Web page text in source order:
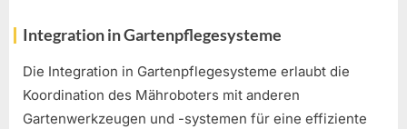
Integration in Gartenpflegesysteme
Die Integration in Gartenpflegesysteme erlaubt die
Koordination des Mähroboters mit anderen
Gartenwerkzeugen und -systemen für eine effiziente